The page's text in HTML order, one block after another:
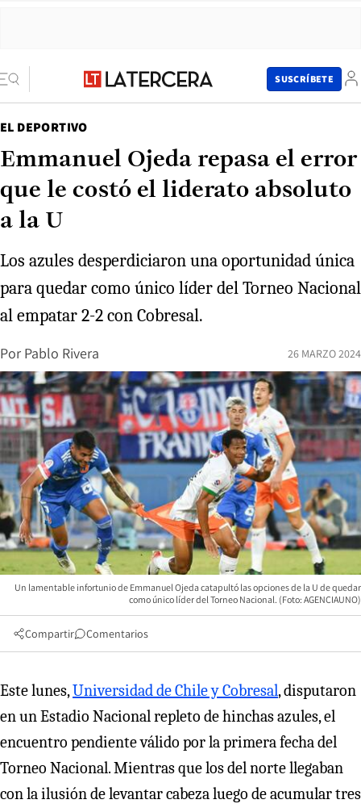
SUSCRÍBETE
EL DEPORTIVO
Emmanuel Ojeda repasa el error
que le costó el liderato absoluto
a la U
Los azules desperdiciaron una oportunidad única
para quedar como único líder del Torneo Nacional
al empatar 2-2 con Cobresal.
Por Pablo Rivera 26 MARZO 2024
Un lamentable infortunio de Emmanuel Ojeda catapultó las opciones de la U de quedar
como único líder del Torneo Nacional. (Foto: AGENCIAUNO)
Compartir Comentarios
Este lunes,Universidad de Chile y Cobresal, disputaron
en un Estadio Nacional repleto de hinchas azules, el
encuentro pendiente válido por la primera fecha del
Torneo Nacional. Mientras que los del norte llegaban
con la ilusión de levantar cabeza luego de acumular tres